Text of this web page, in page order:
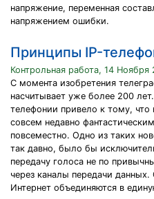
напряжение, переменная
напряжением ошибки.
Принципы IP-
Контрольная работа, 14 Ноября
C момента изобретения
насчитывает уже более 200
телефонии привело к тому, что
совсем недавно
повсеместно. Одно из таких
так давно, было бы
передачу голоса не по
через каналы передачи
Интернет объединяются в